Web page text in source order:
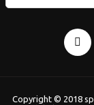
Copyright © 2018